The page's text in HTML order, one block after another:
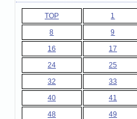
TOP 1
8
9
16
17
24
25
32
33
40
41
48
49